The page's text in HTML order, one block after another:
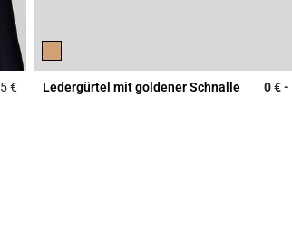
€5 out of 5 Customer Rating
Ledergürtel mit goldener Schnalle 0 €-